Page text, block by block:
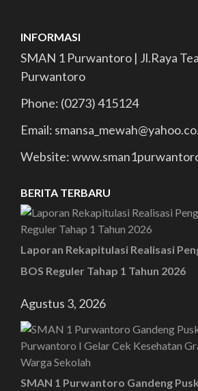
INFORMASI
SMAN 1 Purwantoro | Jl.Raya
Purwantoro
Phone: (0273) 415124
Email:
Website:
BERITA TERBARU
Laporan Rekapitulasi Realisasi
BOS Reguler Tahap 1 Tahun 2026
Agustus 3, 2026
SMAN 1 Purwantoro Gandeng